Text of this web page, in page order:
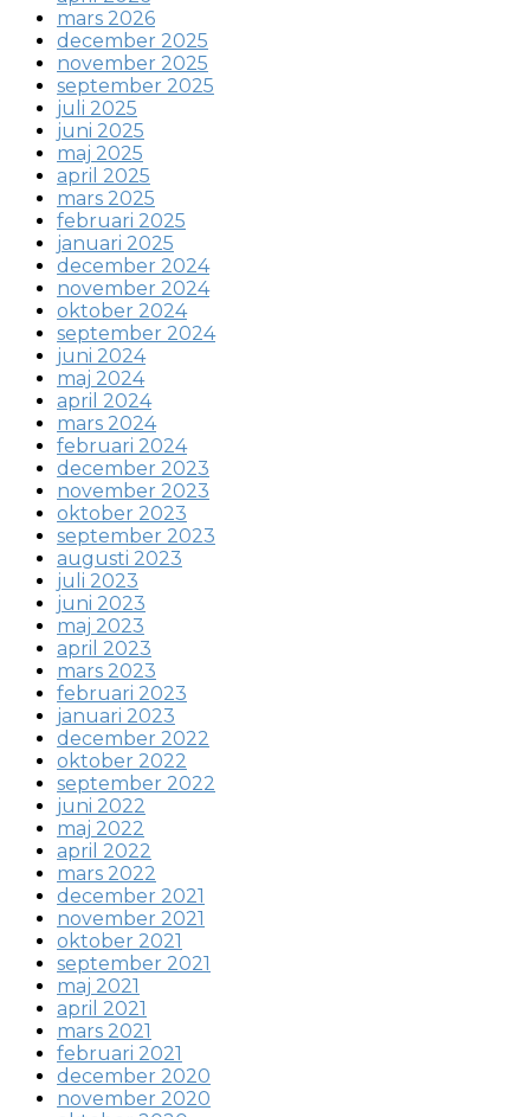
mars 2026
december 2025
november 2025
september 2025
juli 2025
juni 2025
maj 2025
april 2025
mars 2025
februari 2025
januari 2025
december 2024
november 2024
oktober 2024
september 2024
juni 2024
maj 2024
april 2024
mars 2024
februari 2024
december 2023
november 2023
oktober 2023
september 2023
augusti 2023
juli 2023
juni 2023
maj 2023
april 2023
mars 2023
februari 2023
januari 2023
december 2022
oktober 2022
september 2022
juni 2022
maj 2022
april 2022
mars 2022
december 2021
november 2021
oktober 2021
september 2021
maj 2021
april 2021
mars 2021
februari 2021
december 2020
november 2020